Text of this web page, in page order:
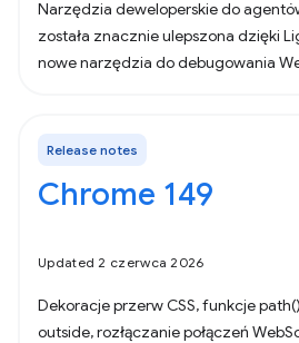
Narzędzia deweloperskie do
została znacznie ulepszona dzięki
nowe narzędzia do debugowania
Release notes
Chrome 149
Updated 2 czerwca 2026
Dekoracje przerw CSS, funkcje
outside, rozłączanie połączeń